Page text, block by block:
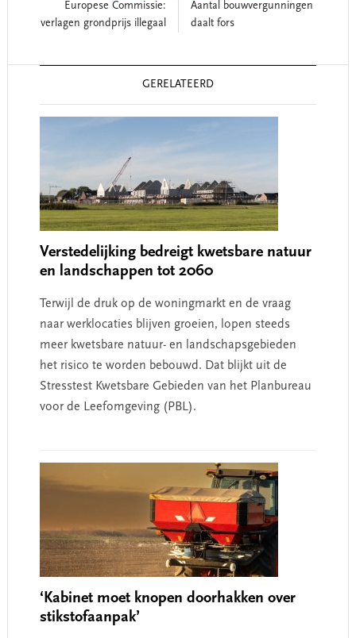
Europese Commissie:
verlagen grondprijs illegaal
Aantal bouwvergunningen
daalt fors
GERELATEERD
Verstedelijking bedreigt kwetsbare natuur
en landschappen tot 2060
Terwijl de druk op de woningmarkt en de vraag
naar werklocaties blijven groeien, lopen steeds
meer kwetsbare natuur- en landschapsgebieden
het risico te worden bebouwd. Dat blijkt uit de
Stresstest Kwetsbare Gebieden van het Planbureau
voor de Leefomgeving (PBL).
‘Kabinet moet knopen doorhakken over
stikstofaanpak’